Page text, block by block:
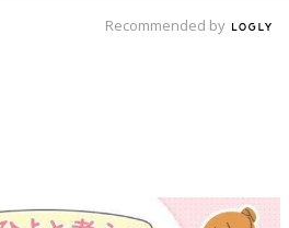
Recommended by